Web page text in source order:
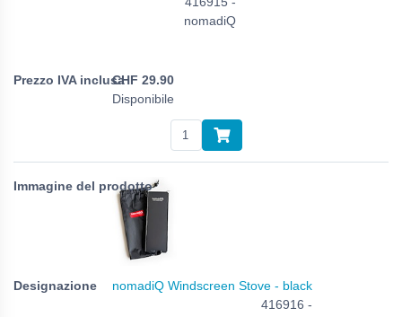
nomadiQ
CHF 29.90
Disponibile
nomadiQ Windscreen Stove - black
416916 -